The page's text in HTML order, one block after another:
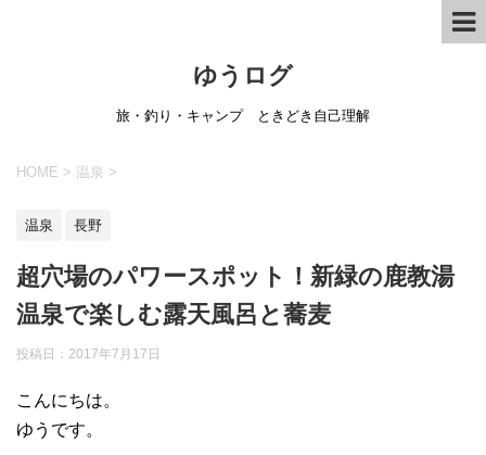
ゆうログ
旅・釣り・キャンプ ときどき自己理解
HOME > 温泉 >
温泉 長野
超穴場のパワースポット！新緑の鹿教湯
温泉で楽しむ露天風呂と蕎麦
投稿日： 2017年7月17日
こんにちは。
ゆうです。